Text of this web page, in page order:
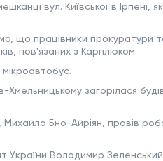
вул. Київської в Ірпені,
що працівники прокуратури
пов'язаних з Карплюком.
загорілася
Михайло Бно-Айріян, провів
України Володимир